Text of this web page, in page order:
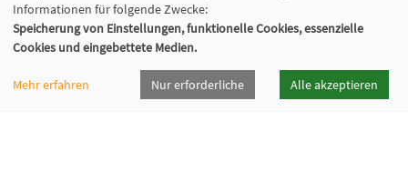
Informationen für folgende Zwecke:
Speicherung von Einstellungen, funktionelle Cookies, essenzielle
Cookies und eingebettete Medien.
Mehr erfahren Nur erforderliche Alle akzeptieren